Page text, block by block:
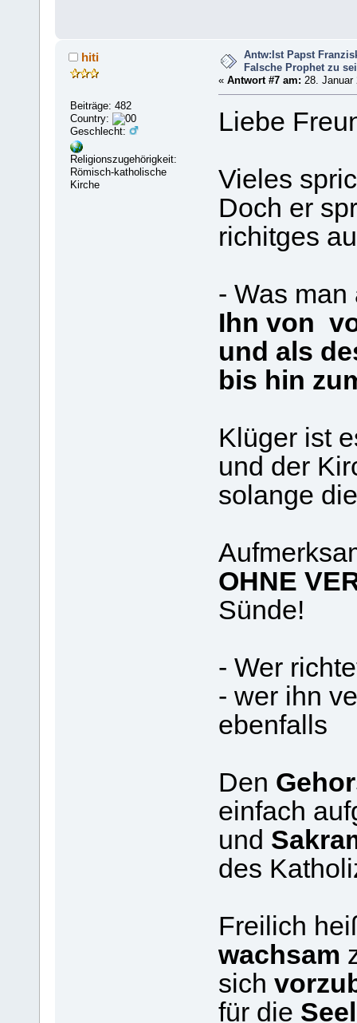
hiti
Beiträge: 482
Country:
Geschlecht:
Religionszugehörigkeit:
Römisch-katholische
Kirche
Antw:Ist Papst
Falsche Prophet zu
« Antwort #7 am: 28. Januar
Liebe
Vieles
Doch er
richitges
- Was
Ihn von
und als
bis hin
Klüger ist
und der
solange
OHNE
Sünde!
- Wer
- wer ihn
ebenfalls
Den
einfach
und
des
Freilich
wachsam
sich
für die